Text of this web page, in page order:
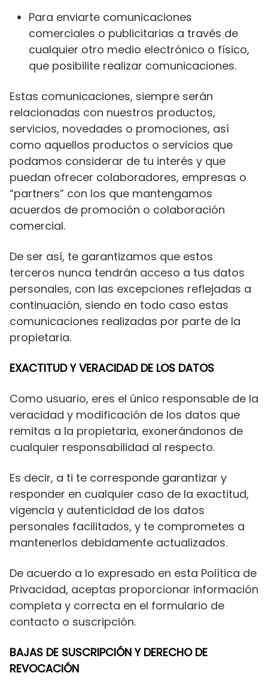
Para enviarte comunicaciones
comerciales o publicitarias a través de
cualquier otro medio electrónico o físico,
que posibilite realizar comunicaciones.
Estas comunicaciones, siempre serán
relacionadas con nuestros productos,
servicios, novedades o promociones, así
como aquellos productos o servicios que
podamos considerar de tu interés y que
puedan ofrecer colaboradores, empresas o
“partners” con los que mantengamos
acuerdos de promoción o colaboración
comercial.
De ser así, te garantizamos que estos
terceros nunca tendrán acceso a tus datos
personales, con las excepciones reflejadas a
continuación, siendo en todo caso estas
comunicaciones realizadas por parte de la
propietaria.
EXACTITUD Y VERACIDAD DE LOS DATOS
Como usuario, eres el único responsable de la
veracidad y modificación de los datos que
remitas a la propietaria, exonerándonos de
cualquier responsabilidad al respecto.
Es decir, a ti te corresponde garantizar y
responder en cualquier caso de la exactitud,
vigencia y autenticidad de los datos
personales facilitados, y te comprometes a
mantenerlos debidamente actualizados.
De acuerdo a lo expresado en esta Política de
Privacidad, aceptas proporcionar información
completa y correcta en el formulario de
contacto o suscripción.
BAJAS DE SUSCRIPCIÓN Y DERECHO DE
REVOCACIÓN